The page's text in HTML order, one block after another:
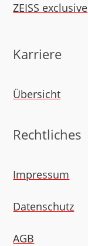
ZEISS exclusive
Karriere
Übersicht
Rechtliches
Impressum
Datenschutz
AGB